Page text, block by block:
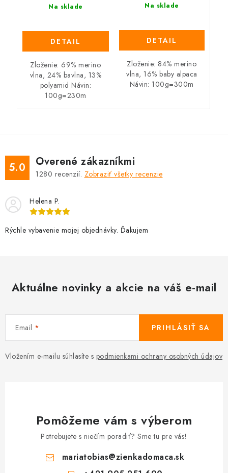
Na sklade
DETAIL
Zloženie: 69% merino
vlna, 24% bavlna, 13%
polyamid Návin:
100g=230m
Na sklade
DETAIL
Zloženie: 84% merino
vlna, 16% baby alpaca
Návin: 100g=300m
5.0 Overené zákazníkmi
1280 recenzií. Zobraziť všetky recenzie
Helena P.
Rýchle vybavenie mojej objednávky. Ďakujem
Aktuálne novinky a akcie na váš e-mail
Email
Vložením e-mailu súhlasíte s podmienkami ochrany osobných údajov
PRIHLÁSIŤ SA
Pomôžeme vám s výberom
Potrebujete s niečím poradiť? Sme tu pre vás!
mariatobias@zienkadomaca.sk